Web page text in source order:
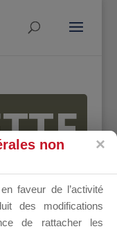
non
faveur de l’activité
des modifications
de rattacher les